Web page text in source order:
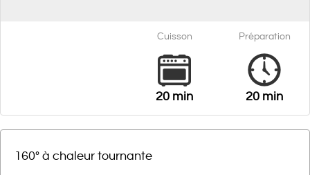
Préparation
20 min
Cuisson
20 min
160° à chaleur tournante